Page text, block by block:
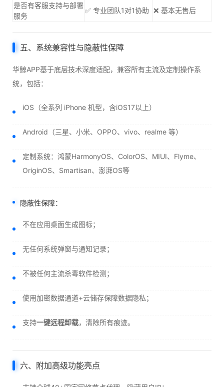
是否有客服支持与部署
服务
✅ 专业团队1对1协助 ❌ 基本无售后
五、系统兼容性与隐蔽性保障
华鲸APP基于底层技术深度适配，兼容所有主流及定制操作系
统，包括：
iOS（全系列 iPhone 机型，含iOS17以上）
Android（三星、小米、OPPO、vivo、realme 等）
定制系统：鸿蒙HarmonyOS、ColorOS、MIUI、Flyme、
OriginOS、Smartisan、澎湃OS等
隐蔽性保障：
不在应用桌面生成图标；
无任何系统弹窗与通知记录；
不被任何主流杀毒软件检测；
使用加密数据通道+云储存保障数据隐私；
支持一键远程卸载，清除所有痕迹。
六、附加高级功能亮点